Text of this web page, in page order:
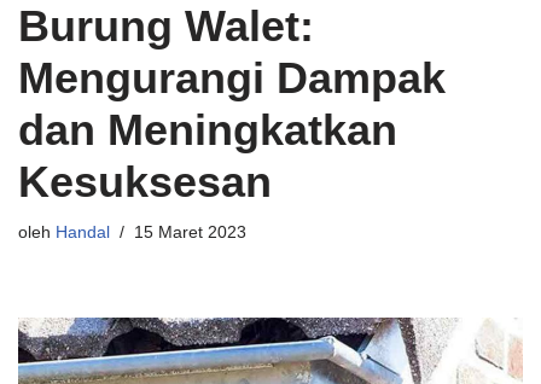
Burung Walet:
Mengurangi Dampak
dan Meningkatkan
Kesuksesan
oleh Handal 15 Maret 2023